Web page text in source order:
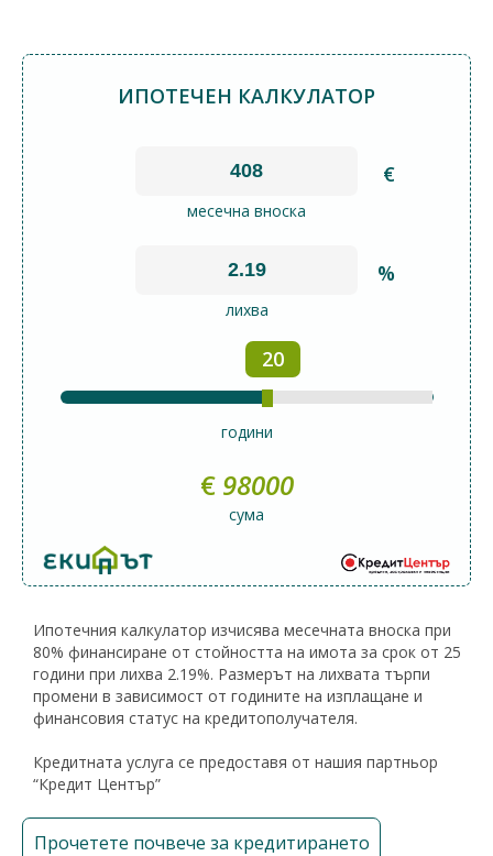
ИПОТЕЧЕН КАЛКУЛАТОР
€
месечна вноска
%
лихва
20
години
€ 98000
сума
Ипотечния калкулатор изчисява месечната вноска при
80% финансиране от стойността на имота за срок от 25
години при лихва 2.19%. Размерът на лихвата търпи
промени в зависимост от годините на изплащане и
финансовия статус на кредитополучателя.
Кредитната услуга се предоставя от нашия партньор
“Кредит Център”
Прочетете почвече за кредитирането